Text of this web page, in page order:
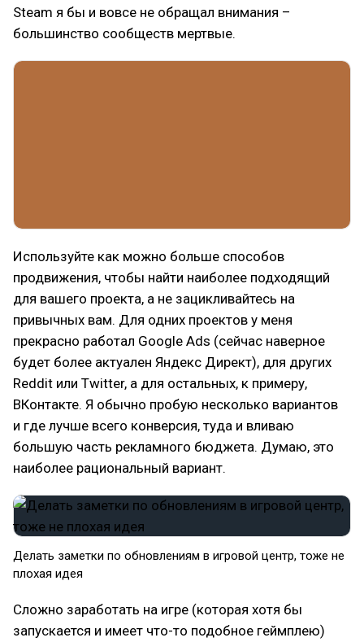
Steam я бы и вовсе не обращал внимания –
большинство сообществ мертвые.
Используйте как можно больше способов
продвижения, чтобы найти наиболее подходящий
для вашего проекта, а не зацикливайтесь на
привычных вам. Для одних проектов у меня
прекрасно работал Google Ads (сейчас наверное
будет более актуален Яндекс Директ), для других
Reddit или Twitter, а для остальных, к примеру,
ВКонтакте. Я обычно пробую несколько вариантов
и где лучше всего конверсия, туда и вливаю
большую часть рекламного бюджета. Думаю, это
наиболее рациональный вариант.
Делать заметки по обновлениям в игровой центр, тоже не
плохая идея
Сложно заработать на игре (которая хотя бы
запускается и имеет что-то подобное геймплею)